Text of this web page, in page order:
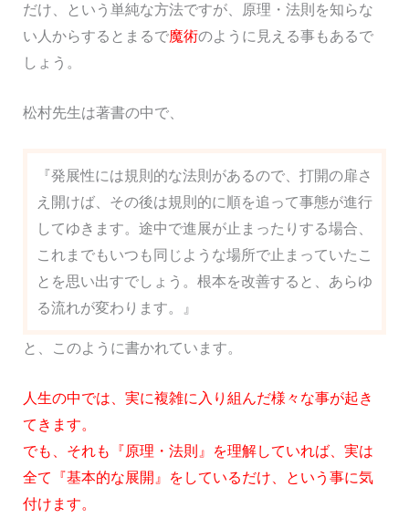
だけ、という単純な方法ですが、原理・法則を知らな
い人からするとまるで魔術のように見える事もあるで
しょう。
松村先生は著書の中で、
『発展性には規則的な法則があるので、打開の扉さ
え開けば、その後は規則的に順を追って事態が進行
してゆきます。途中で進展が止まったりする場合、
これまでもいつも同じような場所で止まっていたこ
とを思い出すでしょう。根本を改善すると、あらゆ
る流れが変わります。』
と、このように書かれています。
人生の中では、実に複雑に入り組んだ様々な事が起き
てきます。
でも、それも『原理・法則』を理解していれば、実は
全て『基本的な展開』をしているだけ、という事に気
付けます。